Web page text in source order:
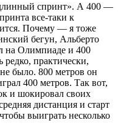
спринт». А 400 —
все-таки к
Почему — я тоже
бегун, Альберто
на Олимпиаде и 400
редко, практически,
было. 800 метров он
400 метров. Так вот,
и шокировал своих
дистанция и старт
выиграть несколько